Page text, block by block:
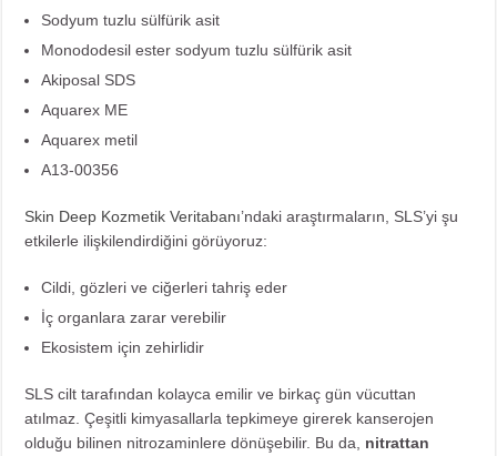
Sodyum tuzlu sülfürik asit
Monododesil ester sodyum tuzlu sülfürik asit
Akiposal SDS
Aquarex ME
Aquarex metil
A13-00356
Skin Deep Kozmetik Veritabanı’ndaki araştırmaların, SLS’yi şu
etkilerle ilişkilendirdiğini görüyoruz:
Cildi, gözleri ve ciğerleri tahriş eder
İç organlara zarar verebilir
Ekosistem için zehirlidir
SLS cilt tarafından kolayca emilir ve birkaç gün vücuttan
atılmaz. Çeşitli kimyasallarla tepkimeye girerek kanserojen
olduğu bilinen nitrozaminlere dönüşebilir. Bu da, nitrattan